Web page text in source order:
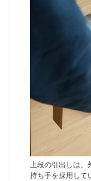
上段の引出しは、
持ち手を採用して